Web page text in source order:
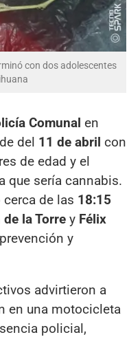
con dos adolescentes
Comunal en
del 11 de abril con
de edad y el
que sería cannabis.
de las 18:15
la Torre y Félix
y
advirtieron a
en una motocicleta
policial,